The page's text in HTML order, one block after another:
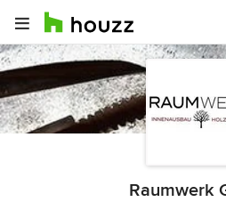
Raumwerk